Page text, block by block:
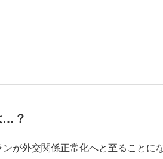
督...
…？
が外交関係正常化へと至ることに